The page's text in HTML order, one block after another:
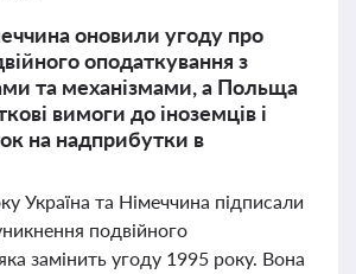
оновили угоду про
оподаткування з
та механізмами, а Польща
вимоги до іноземців і
на надприбутки в
Україна та Німеччина підписали
подвійного
замінить угоду 1995 року. Вона